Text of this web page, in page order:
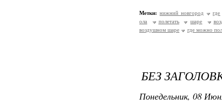
Метки: нижний новгород
где
ола
полетать шаре
воздушном шаре
где можно
БЕЗ
Понедельник, 08